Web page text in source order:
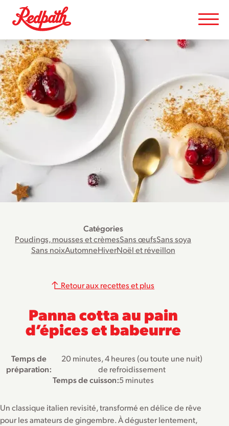
Catégories
Poudings, mousses et crèmesSans œufsSans soya
Sans noixAutomneHiverNoël et réveillon
Panna cotta au pain
d’épices et babeurre
Retour aux recettes et plus
Temps de
préparation:
20 minutes, 4 heures (ou toute une nuit)
de refroidissement
Temps de cuisson:5 minutes
Un classique italien revisité, transformé en délice de rêve
pour les amateurs de gingembre. À déguster lentement,